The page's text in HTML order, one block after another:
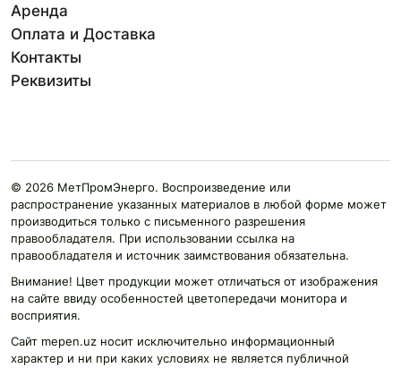
Аренда
Оплата и Доставка
Контакты
Реквизиты
© 2026 МетПромЭнерго. Воспроизведение или
распространение указанных материалов в любой форме может
производиться только с письменного разрешения
правообладателя. При использовании ссылка на
правообладателя и источник заимствования обязательна.
Внимание! Цвет продукции может отличаться от изображения
на сайте ввиду особенностей цветопередачи монитора и
восприятия.
Сайт mepen.uz носит исключительно информационный
характер и ни при каких условиях не является публичной